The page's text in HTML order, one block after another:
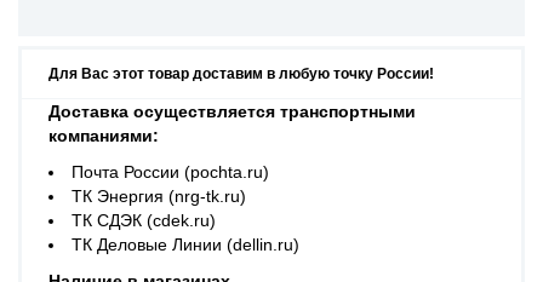
Для Вас этот товар доставим в любую точку России!
Доставка осуществляется транспортными
компаниями:
Почта России (pochta.ru)
ТК Энергия (nrg-tk.ru)
ТК СДЭК (cdek.ru)
ТК Деловые Линии (dellin.ru)